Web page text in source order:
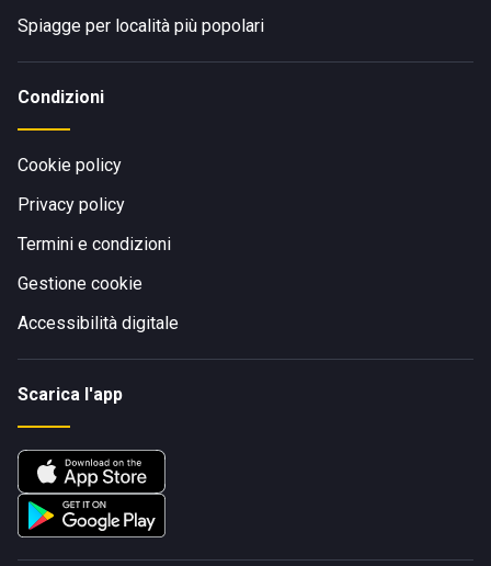
Spiagge per località più popolari
Condizioni
Cookie policy
Privacy policy
Termini e condizioni
Gestione cookie
Accessibilità digitale
Scarica l'app